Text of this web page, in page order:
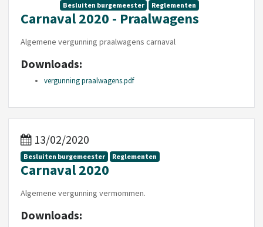
Besluiten burgemeester Reglementen
Carnaval 2020 - Praalwagens
Algemene vergunning praalwagens carnaval
Downloads:
vergunning praalwagens.pdf
13/02/2020
Besluiten burgemeester Reglementen
Carnaval 2020
Algemene vergunning vermommen.
Downloads: